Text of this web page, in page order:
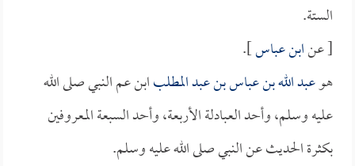
الستة.
[ عنابن عباس].
هوعبد الله بن عباس بن عبد المطلبابن عم النبي صلى الله
عليه وسلم، وأحد العبادلة الأربعة، وأحد السبعة المعروفين
بكثرة الحديث عن النبي صلى الله عليه وسلم.